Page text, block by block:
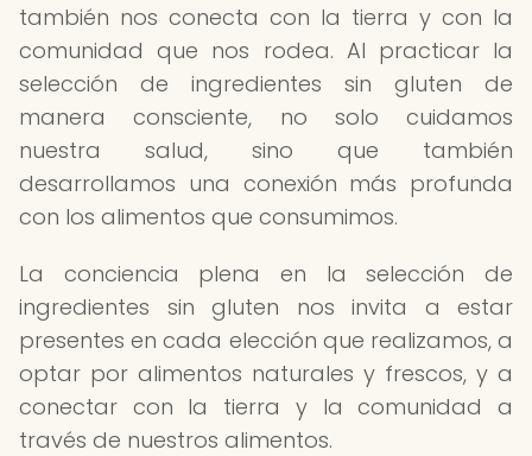
también nos conecta con la tierra y con la
comunidad que nos rodea. Al practicar la
selección de ingredientes sin gluten de
manera consciente, no solo cuidamos
nuestra salud, sino que también
desarrollamos una conexión más profunda
con los alimentos que consumimos.
La conciencia plena en la selección de
ingredientes sin gluten nos invita a estar
presentes en cada elección que realizamos, a
optar por alimentos naturales y frescos, y a
conectar con la tierra y la comunidad a
través de nuestros alimentos.